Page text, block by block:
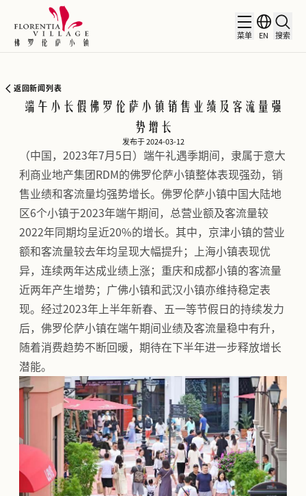
菜单 EN 搜索
返回新闻列表
端午小长假佛罗伦萨小镇销售业绩及客流量强
势增长
发布于 2024-03-12
（中国，2023年7月5日）端午礼遇季期间，隶属于意大
利商业地产集团RDM的佛罗伦萨小镇整体表现强劲，销
售业绩和客流量均强势增长。佛罗伦萨小镇中国大陆地
区6个小镇于2023年端午期间，总营业额及客流量较
2022年同期均呈近20%的增长。其中，京津小镇的营业
额和客流量较去年均呈现大幅提升；上海小镇表现优
异，连续两年达成业绩上涨；重庆和成都小镇的客流量
近两年产生增势；广佛小镇和武汉小镇亦维持稳定表
现。经过2023年上半年新春、五一等节假日的持续发力
后，佛罗伦萨小镇在端午期间业绩及客流量稳中有升，
随着消费趋势不断回暖，期待在下半年进一步释放增长
潜能。